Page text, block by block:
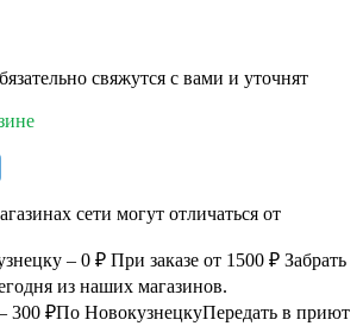
свяжутся с вами и уточнят
сети могут отличаться от
– 0 ₽ При заказе от 1500 ₽ Забрать
из наших магазинов.
300 ₽По НовокузнецкуПередать в приют